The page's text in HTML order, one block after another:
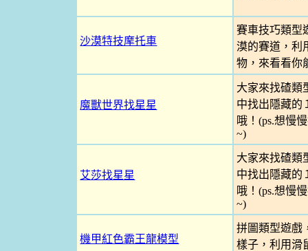
沙漠特技摩托車
賽車技巧類型
漠的賽道，利
物，來看看你
魔獸世界找星星
大家來找碴類
中找出隱藏的
哦！(ps.想慢
~)
艾莎找星星
大家來找碴類
中找出隱藏的
哦！(ps.想慢
~)
機甲紅色霸王龍模型
拼圖類型遊戲
樣子，利用滑